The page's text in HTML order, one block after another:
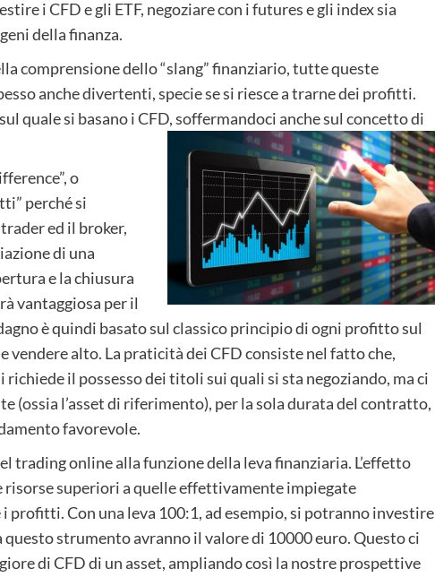
i CFD e gli ETF, negoziare con i futures e gli index sia
della finanza.
comprensione dello “slang” finanziario, tutte queste
anche divertenti, specie se si riesce a trarne dei profitti.
quale si basano i CFD, soffermandoci anche sul concetto di
o
perché si
ed il broker,
di una
e la chiusura
vantaggiosa per il
è quindi basato sul classico principio di ogni profitto sul
vendere alto. La praticità dei CFD consiste nel fatto che,
il possesso dei titoli sui quali si sta negoziando, ma ci
(ossia l’asset di riferimento), per la sola durata del contratto,
favorevole.
trading online alla funzione della leva finanziaria. L’effetto
superiori a quelle effettivamente impiegate
profitti. Con una leva 100:1, ad esempio, si potranno investire
questo strumento avranno il valore di 10000 euro. Questo ci
di CFD di un asset, ampliando così la nostre prospettive